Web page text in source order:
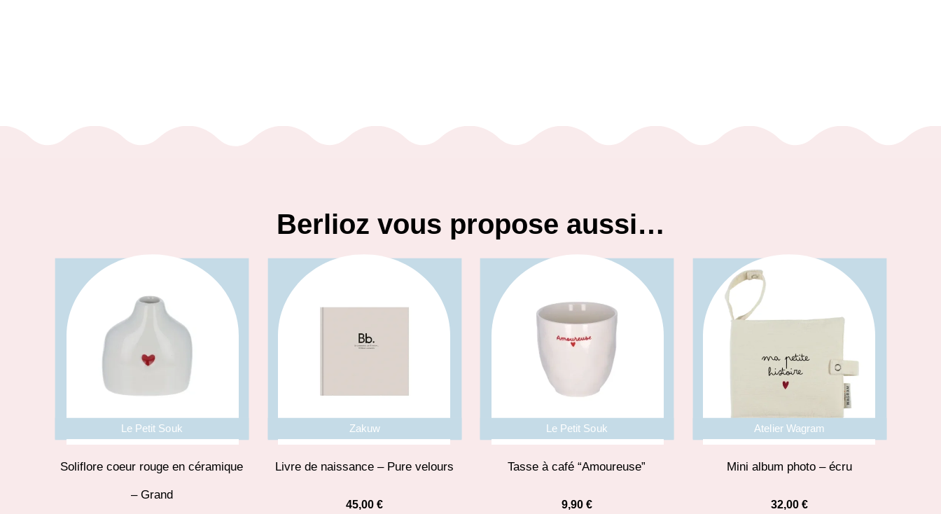
Berlioz vous propose aussi…
Le Petit Souk
Soliflore coeur rouge en céramique
– Grand
Zakuw
Livre de naissance – Pure velours
45,00 €
Le Petit Souk
Tasse à café “Amoureuse”
9,90 €
Atelier Wagram
Mini album photo – écru
32,00 €